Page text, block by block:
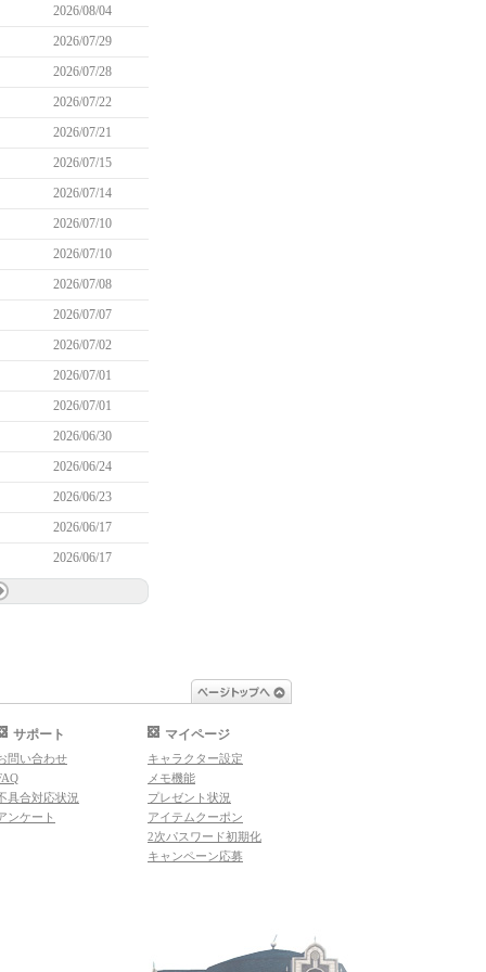
2026/08/04
2026/07/29
2026/07/28
2026/07/22
2026/07/21
2026/07/15
2026/07/14
2026/07/10
2026/07/10
2026/07/08
2026/07/07
2026/07/02
2026/07/01
2026/07/01
2026/06/30
2026/06/24
2026/06/23
2026/06/17
2026/06/17
サポート
問い合わせ
具合対応状況
ンケート
マイページ
キャラクター設定
メモ機能
プレゼント状況
アイテムクーポン
2次パスワード初期化
キャンペーン応募